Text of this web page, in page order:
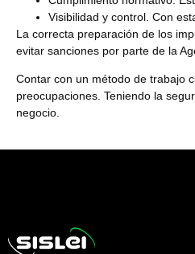
Visibilidad y control. Con
La correcta preparación de los
evitar sanciones por parte de la
Contar con un método de trabajo
preocupaciones. Teniendo la
negocio.